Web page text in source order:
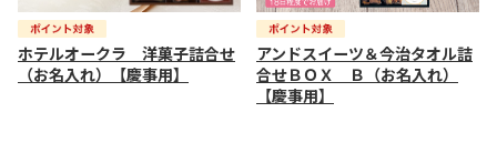
ホテルオークラ 洋菓子詰合せ
（お名入れ）【慶事用】
アンドスイーツ＆今治タオル詰
合せＢＯＸ Ｂ（お名入れ）
【慶事用】